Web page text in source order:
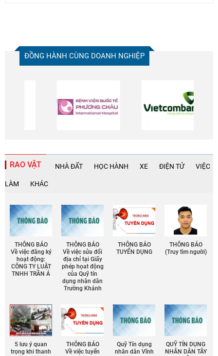
ĐỒNG HÀNH CÙNG DOANH NGHIỆP
RAO VẶT NHÀ ĐẤT HỌC HÀNH XE ĐIỆN TỬ VIỆC
LÀM KHÁC
THÔNG BÁO
Về việc đăng ký
hoạt động:
CÔNG TY LUẬT
TNHH TRẦN Á
THÔNG BÁO
Về việc sửa đổi
địa chỉ tại Giấy
phép họat động
của Quỹ tín
dụng nhân dân
Trường Khánh
THÔNG BÁO
TUYỂN DỤNG
THÔNG BÁO
(Truy tìm người)
5 lưu ý quan
trọng khi thanh
THÔNG BÁO
Về việc tuyển
Quỹ Tín dụng
nhân dân Vĩnh
QUỸ TÍN DỤNG
NHÂN DÂN TÂY